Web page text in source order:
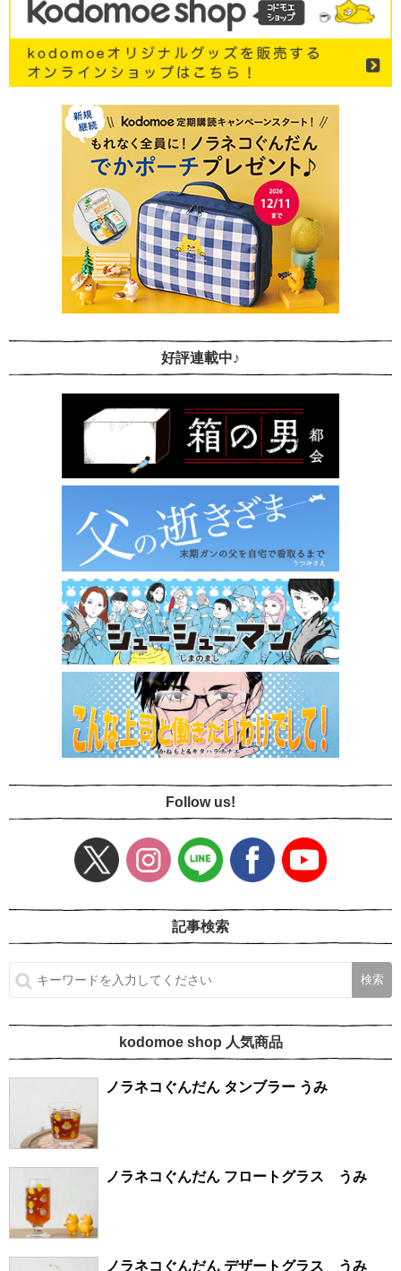
好評連載中♪
Follow us!
記事検索
kodomoe shop 人気商品
ノラネコぐんだん タンブラー うみ
ノラネコぐんだん フロートグラス うみ
ノラネコぐんだん デザートグラス うみ